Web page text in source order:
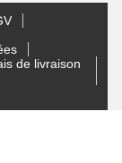
de livraison